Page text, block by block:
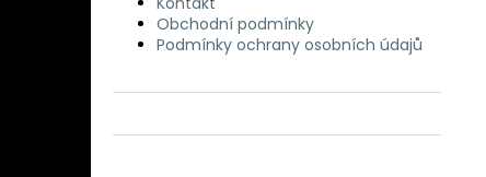
Obchodní podmínky
Podmínky ochrany osobních údajů